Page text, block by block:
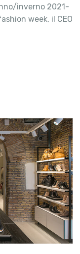
inverno 2021-
week, il CEO